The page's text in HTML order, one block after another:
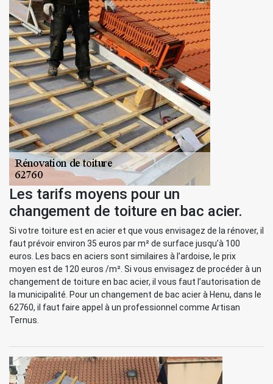
Les tarifs moyens pour un
changement de toiture en bac acier.
Si votre toiture est en acier et que vous envisagez de la rénover, il
faut prévoir environ 35 euros par m² de surface jusqu’à 100
euros. Les bacs en aciers sont similaires à l’ardoise, le prix
moyen est de 120 euros /m². Si vous envisagez de procéder à un
changement de toiture en bac acier, il vous faut l’autorisation de
la municipalité. Pour un changement de bac acier à Henu, dans le
62760, il faut faire appel à un professionnel comme Artisan
Ternus.